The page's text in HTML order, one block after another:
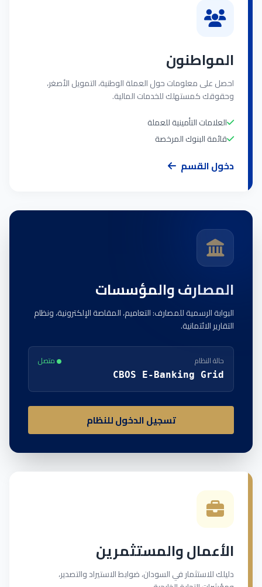
المواطنون
احصل على معلومات حول العملة الوطنية، التمويل الأصغر،
وحقوقك كمستهلك للخدمات المالية.
العلامات التأمينية للعملة
قائمة البنوك المرخصة
دخول القسم
المصارف والمؤسسات
البوابة الرسمية للمصارف: التعاميم، المقاصة الإلكترونية، ونظام
التقارير الائتمانية.
حالة النظام متصل
CBOS E-Banking Grid
تسجيل الدخول للنظام
الأعمال والمستثمرين
دليلك للاستثمار في السودان، ضوابط الاستيراد والتصدير،